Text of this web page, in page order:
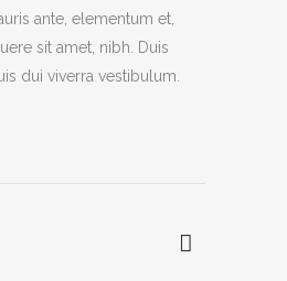
ante, elementum et,
sit amet, nibh. Duis
dui viverra vestibulum.